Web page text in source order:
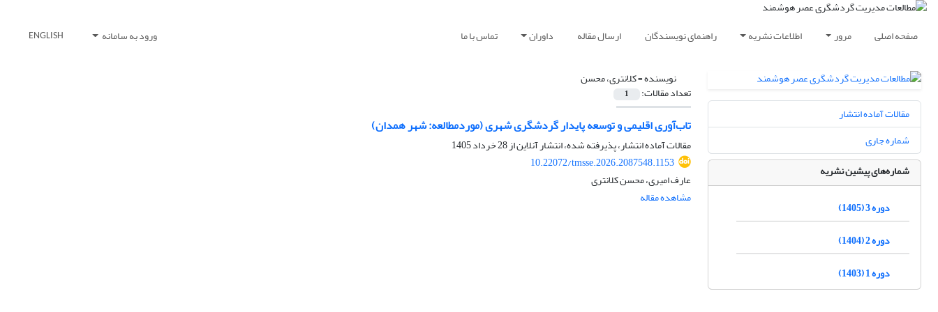
صفحه اصلی مرور اطلاعات نشریه راهنمای نویسندگان ارسال مقاله داوران تماس با ما ورود به سامانه ENGLISH
نویسنده =کلانتری، محسن
تعداد مقالات: 1
تاب‌آوری اقلیمی و توسعه پایدار گردشگری شهری (موردمطالعه: شهر همدان)
مقالات آماده انتشار، پذیرفته شده، انتشار آنلاین از28 خرداد 1405
10.22072/tmsse.2026.2087548.1153
عارف امیری، محسن کلانتری
مشاهده مقاله
مقالات آماده انتشار
شماره جاری
شماره‌های پیشین نشریه
دوره 3 (1405)
دوره 2 (1404)
دوره 1 (1403)